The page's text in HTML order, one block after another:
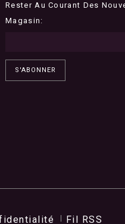
Rester Au Courant Des
Magasin:
S'ABONNER
Fil RSS